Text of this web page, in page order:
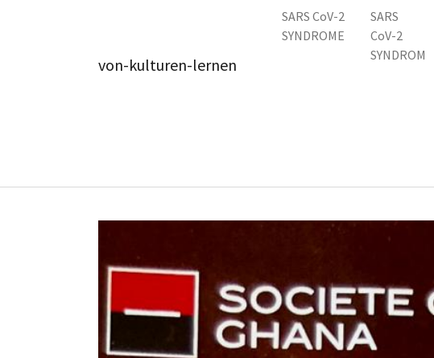
von-kulturen-lernen
SARS CoV-2
SYNDROME
SARS
CoV-2
SYNDROM